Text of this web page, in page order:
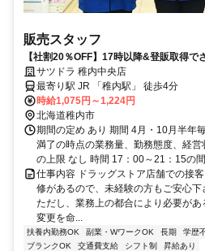
販売スタッフ
【社割20％OFF】17時以降&登販取得で
サツドラ 稚内中央店
最寄り駅 JR 「稚内駅」 徒歩4分
時給1,075円～1,224円
北海道稚内市
期間の定め あり 期間 4月・10月半年
満了の時点の業務量、勤務態度、経
の上限 なし 時間 17：00～21：15の間
仕事内容 ドラッグストア店舗での接
修があるので、未経験の方もご安心
ただし、業務上の都合により必要が
変更を命...
扶養内勤務OK 副業・WワークOK 長期 学歴
ブランクOK
交通費支給 シフト制 昇給あり